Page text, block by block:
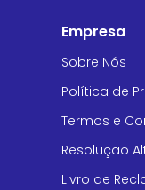
Empresa
Sobre Nós
Política de
Termos e
Resolução
Livro de